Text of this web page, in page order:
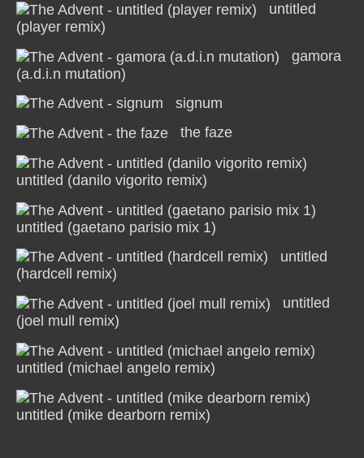
untitled
(player remix)
gamora
(a.d.i.n mutation)
signum
the faze
untitled (danilo vigorito remix)
untitled (gaetano parisio mix 1)
untitled
(hardcell remix)
untitled
(joel mull remix)
untitled (michael angelo remix)
untitled (mike dearborn remix)